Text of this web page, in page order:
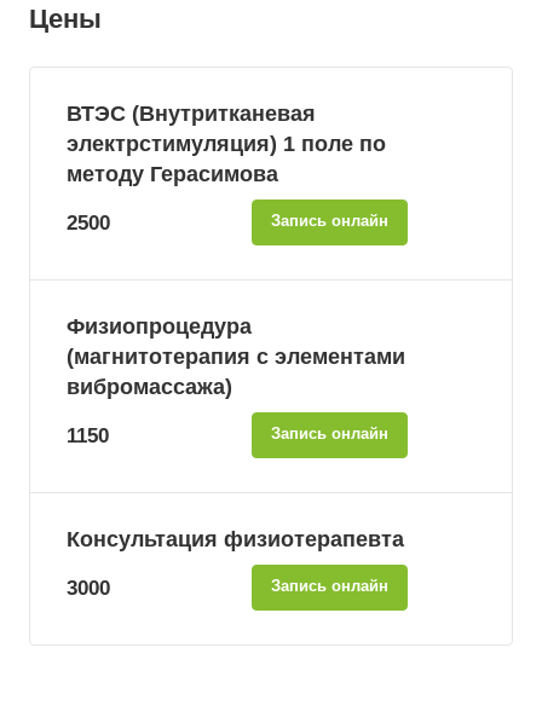
Цены
ВТЭС (Внутритканевая
электрстимуляция) 1 поле по
методу Герасимова
2500 Запись онлайн
Физиопроцедура
(магнитотерапия с элементами
вибромассажа)
1150 Запись онлайн
Консультация физиотерапевта
3000 Запись онлайн